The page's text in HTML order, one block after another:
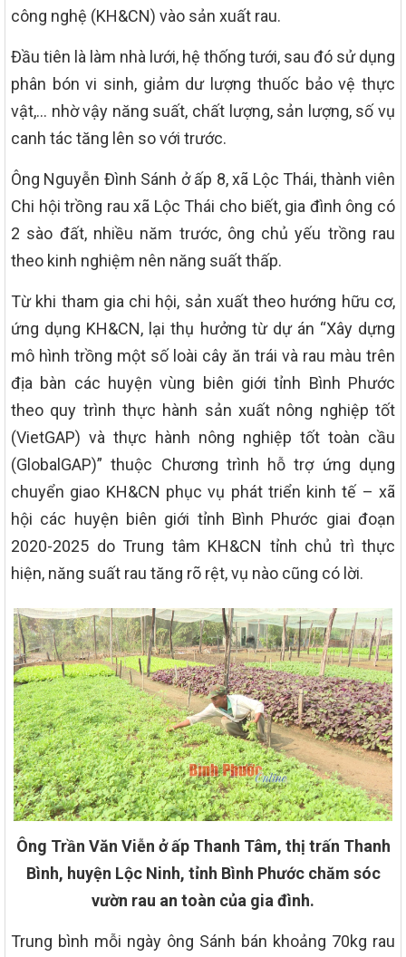
công nghệ (KH&CN) vào sản xuất rau.
Đầu tiên là làm nhà lưới, hệ thống tưới, sau đó sử dụng
phân bón vi sinh, giảm dư lượng thuốc bảo vệ thực
vật,… nhờ vậy năng suất, chất lượng, sản lượng, số vụ
canh tác tăng lên so với trước.
Ông Nguyễn Đình Sánh ở ấp 8, xã Lộc Thái, thành viên
Chi hội trồng rau xã Lộc Thái cho biết, gia đình ông có
2 sào đất, nhiều năm trước, ông chủ yếu trồng rau
theo kinh nghiệm nên năng suất thấp.
Từ khi tham gia chi hội, sản xuất theo hướng hữu cơ,
ứng dụng KH&CN, lại thụ hưởng từ dự án “Xây dựng
mô hình trồng một số loài cây ăn trái và rau màu trên
địa bàn các huyện vùng biên giới tỉnh Bình Phước
theo quy trình thực hành sản xuất nông nghiệp tốt
(VietGAP) và thực hành nông nghiệp tốt toàn cầu
(GlobalGAP)” thuộc Chương trình hỗ trợ ứng dụng
chuyển giao KH&CN phục vụ phát triển kinh tế – xã
hội các huyện biên giới tỉnh Bình Phước giai đoạn
2020-2025 do Trung tâm KH&CN tỉnh chủ trì thực
hiện, năng suất rau tăng rõ rệt, vụ nào cũng có lời.
Ông Trần Văn Viễn ở ấp Thanh Tâm, thị trấn Thanh
Bình, huyện Lộc Ninh, tỉnh Bình Phước chăm sóc
vườn rau an toàn của gia đình.
Trung bình mỗi ngày ông Sánh bán khoảng 70kg rau